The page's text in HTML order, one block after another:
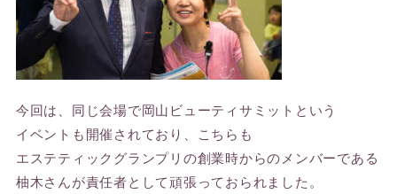
今回は、同じ会場で岡山ビューティサミットという
イベントも開催されており、こちらも
エステティックグランプリの創業時からのメンバーである
柚木さんが責任者として頑張っておられました。